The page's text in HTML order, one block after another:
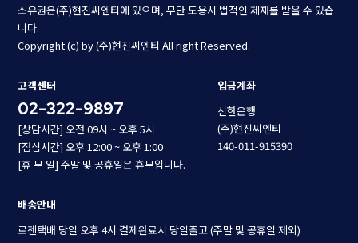
소유권은(주)현진씨엔티에 있으며, 무단 도용시 법적인 제재를 받을 수 있습
니다.
Copyright (c) by (주)현진씨엔티 All right Reserved.
고객센터
02-322-9897
[상담시간] 오전 09시 ~ 오후 5시
[점심시간] 오후 12:00 ~ 오후 1:00
[휴 무 일] 주말 및 공휴일은 휴무입니다.
입금계좌
신한은행
(주)현진씨엔티
140-011-915390
배송안내
로젠택배 당일 오후 4시 결제완료시 당일출고 (주말 및 공휴일 제외)